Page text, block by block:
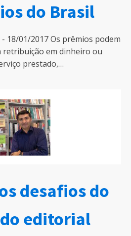
do Brasil
18/01/2017 Os prêmios podem
retribuição em dinheiro ou
prestado,…
desafios do
editorial